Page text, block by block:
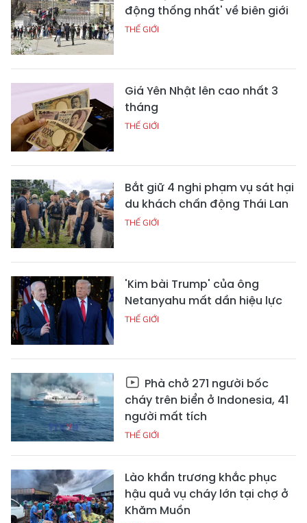
động thống nhất' về biên giới
THẾ GIỚI
Giá Yên Nhật lên cao nhất 3
tháng
THẾ GIỚI
Bắt giữ 4 nghi phạm vụ sát hại
du khách chấn động Thái Lan
THẾ GIỚI
'Kim bài Trump' của ông
Netanyahu mất dần hiệu lực
THẾ GIỚI
Phà chở 271 người bốc
cháy trên biển ở Indonesia, 41
người mất tích
THẾ GIỚI
Lào khẩn trương khắc phục
hậu quả vụ cháy lớn tại chợ ở
Khăm Muồn